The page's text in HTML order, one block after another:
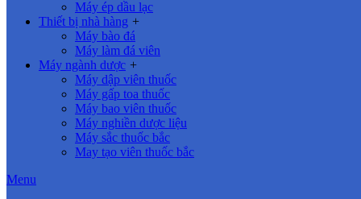
Máy ép dầu lạc
Thiết bị nhà hàng +
Máy bào đá
Máy làm đá viên
Máy ngành dược +
Máy dập viên thuốc
Máy gấp toa thuốc
Máy bao viên thuốc
Máy nghiền dược liệu
Máy sắc thuốc bắc
May tạo viên thuốc bắc
Menu